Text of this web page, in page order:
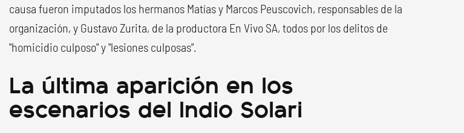
causa fueron imputados los hermanos Matías y Marcos Peuscovich, responsables de la
organización, y Gustavo Zurita, de la productora En Vivo SA, todos por los delitos de
"homicidio culposo" y "lesiones culposas".
La última aparición en los
escenarios del Indio Solari